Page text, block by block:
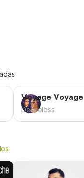
Voyage Voyage
Desireless